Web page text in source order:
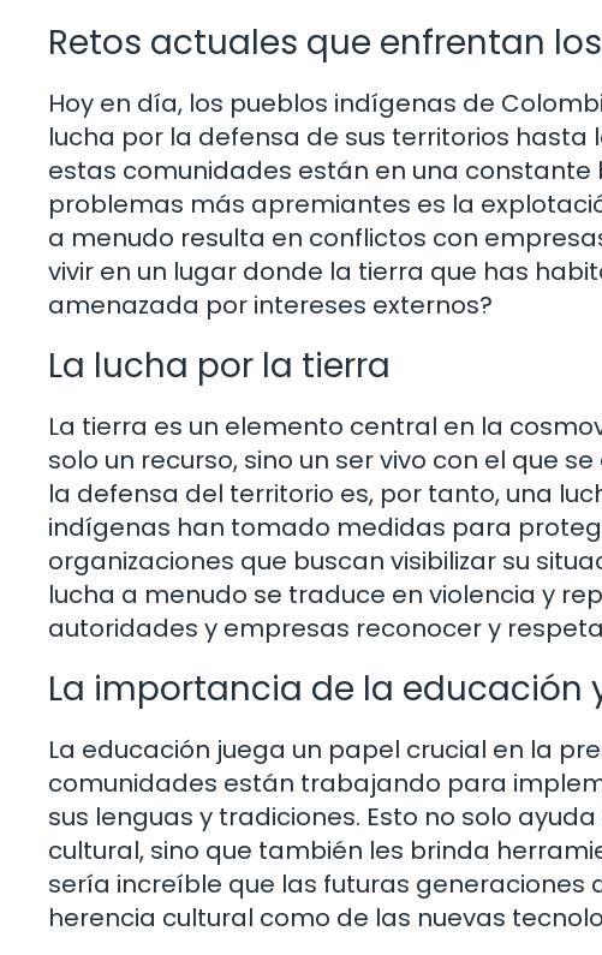
Retos actuales que enfrentan
Hoy en día, los pueblos indígenas de
lucha por la defensa de sus territorios
estas comunidades están en una
problemas más apremiantes es la
a menudo resulta en conflictos con
vivir en un lugar donde la tierra que has
amenazada por intereses externos?
La lucha por la tierra
La tierra es un elemento central en la
solo un recurso, sino un ser vivo con el que
la defensa del territorio es, por tanto, una
indígenas han tomado medidas para
organizaciones que buscan visibilizar su
lucha a menudo se traduce en violencia y
autoridades y empresas reconocer y
La importancia de la educación
La educación juega un papel crucial en la
comunidades están trabajando para
sus lenguas y tradiciones. Esto no solo
cultural, sino que también les brinda
sería increíble que las futuras
herencia cultural como de las nuevas